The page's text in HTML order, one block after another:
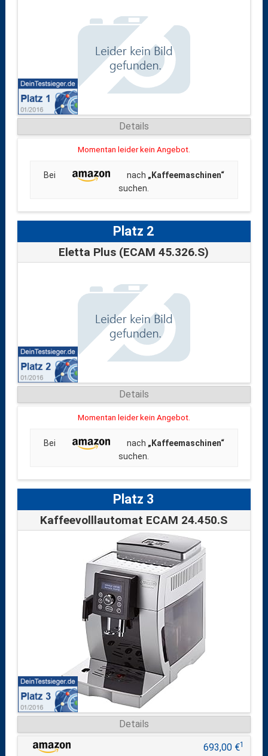
Details
Momentan leider kein Angebot.
Bei nach „Kaffeemaschinen“
suchen.
Platz 2
Eletta Plus (ECAM 45.326.S)
Details
Momentan leider kein Angebot.
Bei nach „Kaffeemaschinen“
suchen.
Platz 3
Kaffeevolllautomat ECAM 24.450.S
Details
693,00 €1